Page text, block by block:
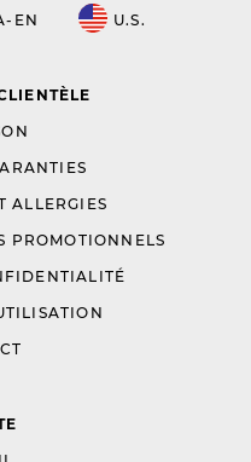
EN U.S.
ALLERGIES
PROMOTIONNELS